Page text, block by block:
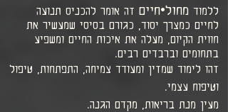
ללמוד מחול•חיים זה אומר להכניס תנועה
לחיים כמצרך יסוד, כגורם בסיסי שמעשיר את
חווית הקיום, מעלה את איכות החיים ומשפיע
בתחומים וברבדים רבים.
זהו לימוד שמזין ומעודד צמיחה, התפתחות, טיפול
וטיפוח עצמי.
מעין מנת בריאות, מקדם הגנה.